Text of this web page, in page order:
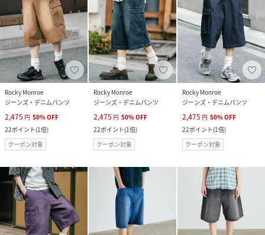
Rocky Monroe
ジーンズ・デニムパンツ
2,475 円 50%OFF
22ポイント(1倍)
クーポン対象
Rocky Monroe
ジーンズ・デニムパンツ
2,475 円 50%OFF
22ポイント(1倍)
クーポン対象
Rocky Monroe
ジーンズ・デニムパンツ
2,475 円 50%OFF
22ポイント(1倍)
クーポン対象